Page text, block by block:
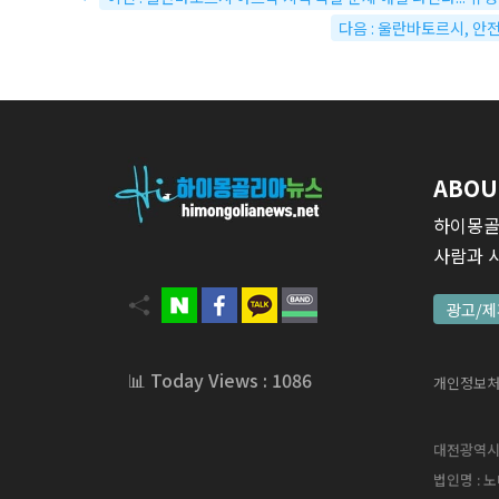
다음 : 울란바토르시, 안
📊 Today Views : 1086
하이몽
사람과
광고/
개인정보
대전광역
법인명 :